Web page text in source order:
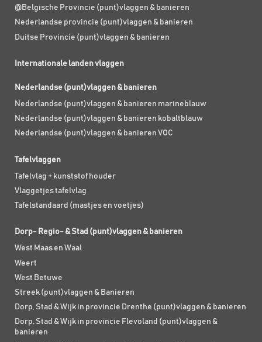
@Belgische Provincie (punt)vlaggen & banieren
Nederlandse provincie (punt)vlaggen & banieren
Duitse Provincie (punt)vlaggen & banieren
Internationale landen vlaggen
Nederlandse (punt)vlaggen & banieren
Nederlandse (punt)vlaggen & banieren marineblauw
Nederlandse (punt)vlaggen & banieren kobaltblauw
Nederlandse (punt)vlaggen & banieren VOC
Tafelvlaggen
Tafelvlag + kunststof houder
Vlaggetjes tafelvlag
Tafelstandaard (mastjes en voetjes)
Dorp- Regio- & Stad (punt)vlaggen & banieren
West Maas en Waal
Weert
West Betuwe
Streek (punt)vlaggen & Banieren
Dorp, Stad & Wijk in provincie Drenthe (punt)vlaggen & banieren
Dorp, Stad & Wijk in provincie Flevoland (punt)vlaggen &
banieren